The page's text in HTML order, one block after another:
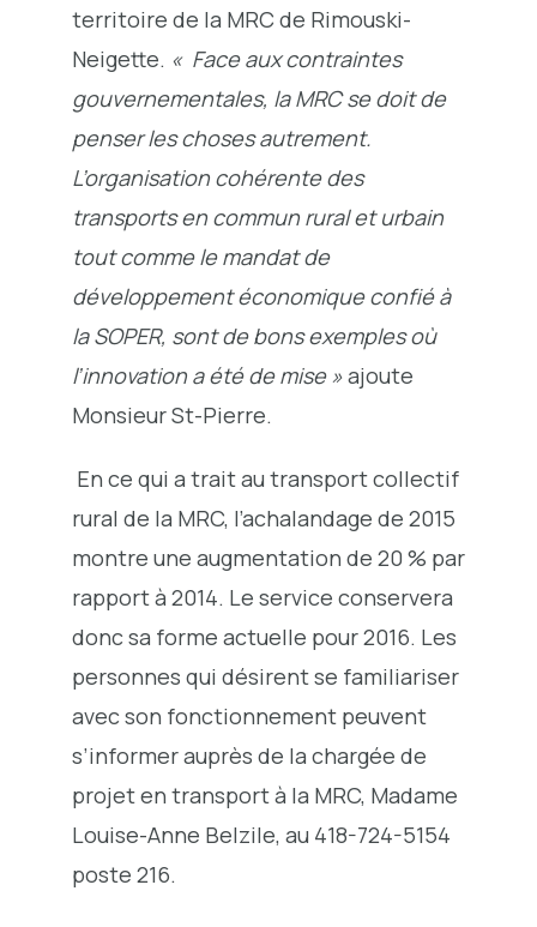
territoire de la MRC de Rimouski-
Neigette. « Face aux contraintes
gouvernementales, la MRC se doit de
penser les choses autrement.
L’organisation cohérente des
transports en commun rural et urbain
tout comme le mandat de
développement économique confié à
la SOPER, sont de bons exemples où
l’innovation a été de mise »ajoute
Monsieur St-Pierre.
En ce qui a trait au transport collectif
rural de la MRC, l’achalandage de 2015
montre une augmentation de 20 % par
rapport à 2014. Le service conservera
donc sa forme actuelle pour 2016. Les
personnes qui désirent se familiariser
avec son fonctionnement peuvent
s’informer auprès de la chargée de
projet en transport à la MRC, Madame
Louise-Anne Belzile, au 418-724-5154
poste 216.